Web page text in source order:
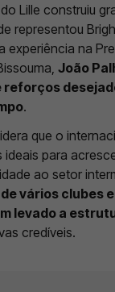
Lille construiu
representou
experiência na
João
reforços
.
que o
para
ao setor
vários clubes
levado a
credíveis.